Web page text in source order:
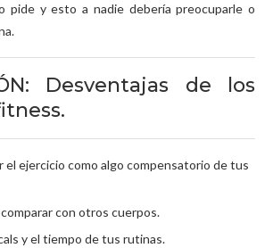
pide y esto a nadie debería preocuparle o
Desventajas de los
el ejercicio como algo compensatorio de tus
con otros cuerpos.
y el tiempo de tus rutinas.